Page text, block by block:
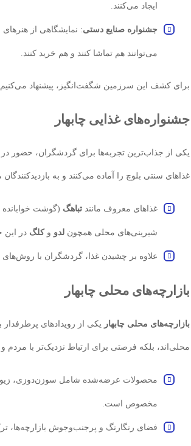
ایجاد می‌کنند.
جشنواره صنایع دستی: نمایشگاهی از
می‌توانند هم تماشا کنند و هم خرید کنند.
برای کشف این سرزمین شگفت‌انگیز، پیشنهاد می‌کنیم
جشنواره‌های غذایی چابهار
یکی از جذاب‌ترین تجربه‌ها برای گردشگران، حضور در
غذاهای سنتی بلوچ را آماده می‌کنند و به
غذاهای معروف مانند تباهگ (گوشت
شیرینی‌های محلی همچون لدو و کلگ در
علاوه بر چشیدن غذا، گردشگران با
بازارچه‌های محلی چابهار
بازارچه‌های محلی چابهار یکی از رویدادهای
محلی‌اند، بلکه فرصتی برای ارتباط نزدیک‌تر با
محصولات عرضه‌شده شامل سوزن‌دوزی،
مخصوص است.
فضای رنگارنگ و پرجنب‌وجوش بازارچه‌ها،